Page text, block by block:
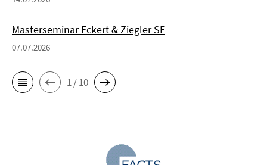
Masterseminar Eckert & Ziegler SE
07.07.2026
1 / 10